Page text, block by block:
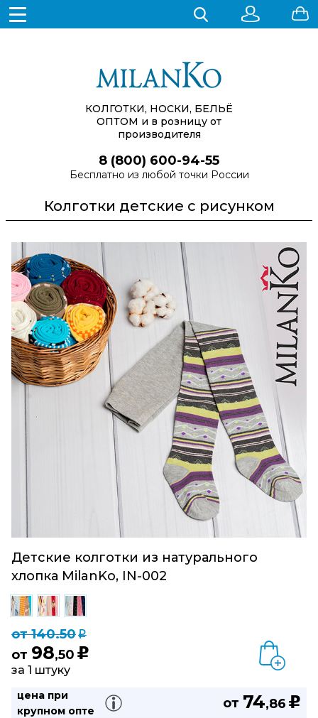
КОЛГОТКИ, НОСКИ, БЕЛЬЁ
ОПТОМ и в розницу от
производителя
8 (800) 600-94-55
Бесплатно из любой точки России
Колготки детские с рисунком
Детские колготки из натурального
хлопка MilanKo, IN-002
от 140.50q
от 98,50 u
за 1 штуку
цена при
крупном опте
от 74,86 u